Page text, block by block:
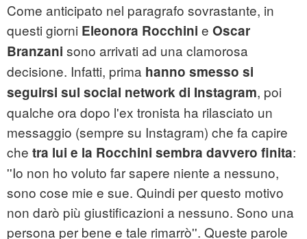
Come anticipato nel paragrafo sovrastante, in
questi giorni Eleonora Rocchini e Oscar
Branzani sono arrivati ad una clamorosa
decisione. Infatti, prima hanno smesso si
seguirsi sul social network di Instagram, poi
qualche ora dopo l'ex tronista ha rilasciato un
messaggio (sempre su Instagram) che fa capire
che tra lui e la Rocchini sembra davvero finita:
''Io non ho voluto far sapere niente a nessuno,
sono cose mie e sue. Quindi per questo motivo
non darò più giustificazioni a nessuno. Sono una
persona per bene e tale rimarrò''. Queste parole